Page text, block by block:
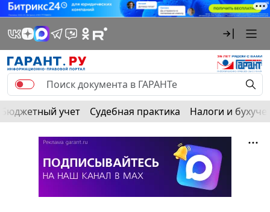
Бюджетный учет Судебная практика Налоги и